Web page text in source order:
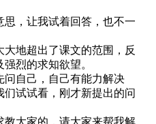
让我试着回答，也不一
超出了课文的范围，反
烈的求知欲望。
己，自己有能力解决
试试看，刚才新提出的问